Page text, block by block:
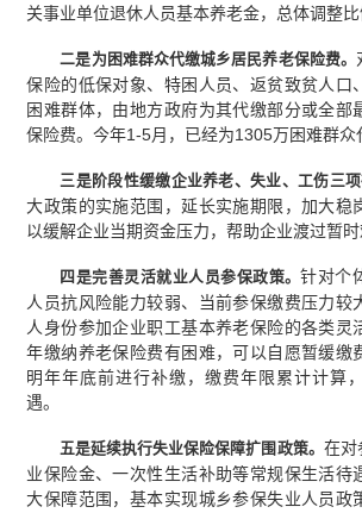
关事业单位退休人员基本养老金，总体调整比
二是为困难群众代缴城乡居民养老保险费。
保险的低保对象、特困人员、返贫致贫人口
困难群体，由地方政府为其代缴部分或全部
保险费。今年1-5月，已经为1305万困难群众
三是阶段性缓缴企业养老、失业、工伤三
大政策的实施范围，延长实施期限，加大稳
以缓解企业当期资金压力，帮助企业渡过暂时
四是完善灵活就业人员参保政策。针对个
人员抗风险能力较弱、当前参保缴费压力较
人身份参加企业职工基本养老保险的各类灵
年缴纳养老保险费有困难，可以自愿暂缓缴
明年年底前进行补缴，缴费年限累计计算
遇。
五是延续执行失业保险保障扩围政策。 在对
业保险金、一次性生活补助等常规保生活待
大保障范围，基本实现城乡参保失业人员政